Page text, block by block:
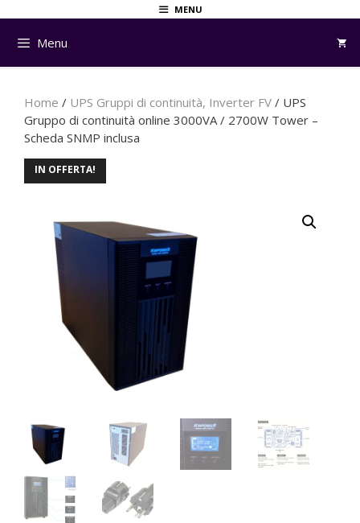
contenuto
MENU
Menu
Home / UPS Gruppi di continuità, Inverter FV / UPS
Gruppo di continuità online 3000VA / 2700W Tower –
Scheda SNMP inclusa
IN OFFERTA!